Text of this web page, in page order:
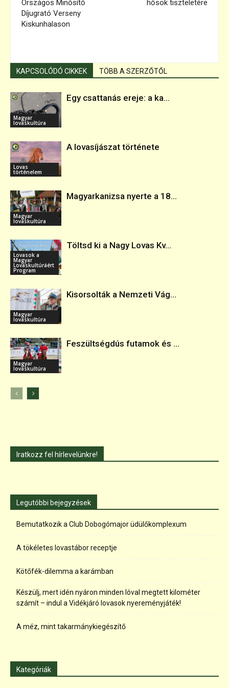
Országos Minősítő
Díjugrató Verseny
Kiskunhalason
hősök tiszteletére
KAPCSOLÓDÓ CIKKEK TÖBB A SZERZŐTŐL
Magyar
lovaskultúra
Egy csattanás ereje: a ka...
Lovas
történelem
A lovasíjászat története
Magyar
lovaskultúra
Magyarkanizsa nyerte a 18...
Lovasok a
Magyar
Lovaskultúráért
Program
Töltsd ki a Nagy Lovas Kv...
Magyar
lovaskultúra
Kisorsolták a Nemzeti Vág...
Magyar
lovaskultúra
Feszültségdús futamok és ...
Iratkozz fel hírlevelünkre!
Legutóbbi bejegyzések
Bemutatkozik a Club Dobogómajor üdülőkomplexum
A tökéletes lovastábor receptje
Kötőfék-dilemma a karámban
Készülj, mert idén nyáron minden lóval megtett kilométer
számít – indul a Vidékjáró lovasok nyereményjáték!
A méz, mint takarmánykiegészítő
Kategóriák